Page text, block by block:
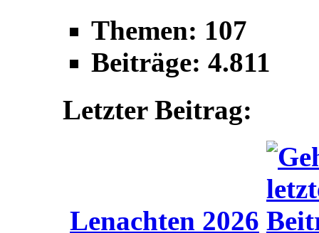
Themen: 107
Beiträge: 4.811
Letzter Beitrag:
Lenachten 2026